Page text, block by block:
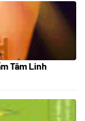
Tâm Linh